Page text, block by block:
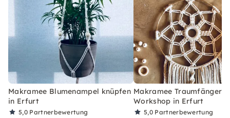
Makramee Blumenampel knüpfen
in Erfurt
5,0 Partnerbewertung
Makramee Traumfänger:
Workshop in Erfurt
5,0 Partnerbewertung